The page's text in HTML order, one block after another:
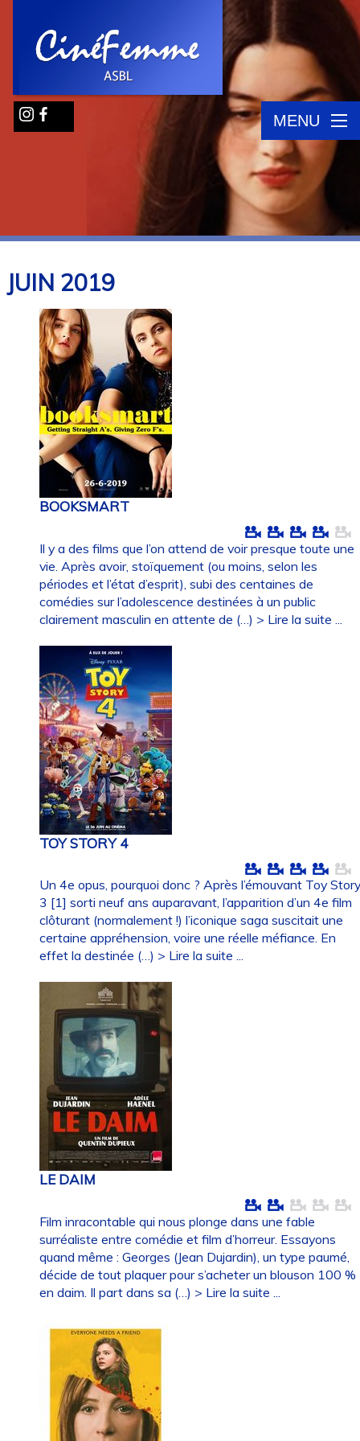
MENU
JUIN 2019
BOOKSMART
Il y a des films que l’on attend de voir presque toute une
vie. Après avoir, stoïquement (ou moins, selon les
périodes et l’état d’esprit), subi des centaines de
comédies sur l’adolescence destinées à un public
clairement masculin en attente de (…) > Lire la suite ...
TOY STORY 4
Un 4e opus, pourquoi donc ? Après l’émouvant Toy
3 [1] sorti neuf ans auparavant, l’apparition d’un 4e film
clôturant (normalement !) l’iconique saga suscitait une
certaine appréhension, voire une réelle méfiance. En
effet la destinée (…) > Lire la suite ...
LE DAIM
Film inracontable qui nous plonge dans une fable
surréaliste entre comédie et film d’horreur. Essayons
quand même : Georges (Jean Dujardin), un type paumé,
décide de tout plaquer pour s’acheter un blouson 100 %
en daim. Il part dans sa (…) > Lire la suite ...